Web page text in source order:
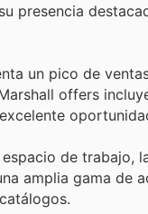
presencia
un pico de
offers
de trabajo,
amplia gama de